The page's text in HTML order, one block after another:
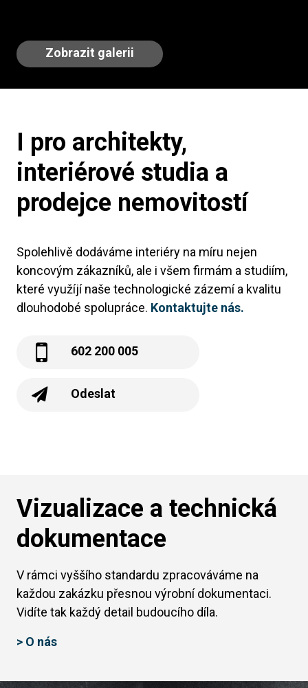
Zobrazit galerii
I pro architekty,
interiérové studia a
prodejce nemovitostí
Spolehlivě dodáváme interiéry na míru nejen
koncovým zákazníků, ale i všem firmám a studiím,
které využíjí naše technologické zázemí a kvalitu
dlouhodobé spolupráce. Kontaktujte nás.
602 200 005
Odeslat
Vizualizace a technická
dokumentace
V rámci vyššího standardu zpracováváme na
každou zakázku přesnou výrobní dokumentaci.
Vidíte tak každý detail budoucího díla.
> O nás